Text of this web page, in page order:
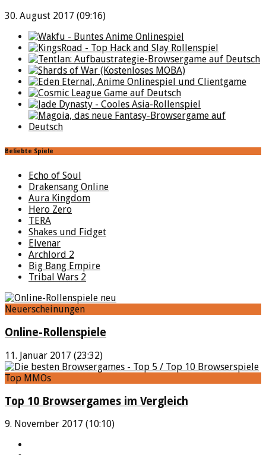
30. August 2017 (09:16)
Beliebte Spiele
Echo of Soul
Drakensang Online
Aura Kingdom
Hero Zero
TERA
Shakes und Fidget
Elvenar
Archlord 2
Big Bang Empire
Tribal Wars 2
Neuerscheinungen
Online-Rollenspiele
11. Januar 2017 (23:32)
Top MMOs
Top 10 Browsergames im Vergleich
9. November 2017 (10:10)